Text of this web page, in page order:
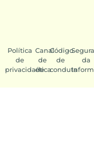
Política
de
privacidade
Canal
de
ética
Código
de
conduta
da